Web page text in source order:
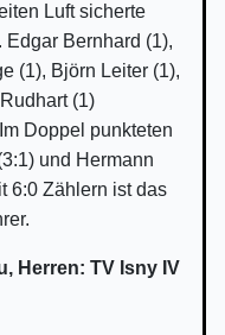
Luft sicherte
Bernhard (1),
(1), Björn Leiter (1),
(1)
Doppel punkteten
und Hermann
6:0 Zählern ist das
Herren: TV Isny IV